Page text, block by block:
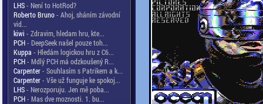
LHS- Není to HotRod?
Roberto Bruno- Ahoj, sháním závodní
vid...
kiwi - Zdravim, hledam hru, kte...
PCH- DeepSeek našel pouze toh...
Kuppa - Hledám logickou hru z C6...
PCH- Mdlý PCH má odzkoušený R...
Carpenter- Souhlasím s Patrikem a k...
Carpenter- Vše už funguje ke spokoj...
LHS- Nerozporuju. Jen mě poba...
PCH- Mas dve moznosti. 1. bu...